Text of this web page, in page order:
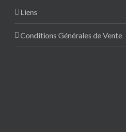
Liens
Conditions Générales de Vente